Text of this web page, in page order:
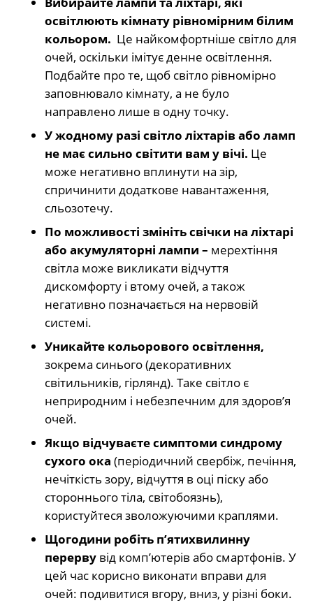
освітлюють кімнату рівномірним білим
кольором. Це найкомфортніше світло для
очей, оскільки імітує денне освітлення.
Подбайте про те, щоб світло рівномірно
заповнювало кімнату, а не було
направлено лише в одну точку.
У жодному разі світло ліхтарів або ламп
не має сильно світити вам у вічі. Це
може негативно вплинути на зір,
спричинити додаткове навантаження,
сльозотечу.
По можливості змініть свічки на ліхтарі
або акумуляторні лампи – мерехтіння
світла може викликати відчуття
дискомфорту і втому очей, а також
негативно позначається на нервовій
системі.
Уникайте кольорового освітлення,
зокрема синього (декоративних
світильників, гірлянд). Таке світло є
неприродним і небезпечним для здоров’я
очей.
Якщо відчуваєте симптоми синдрому
сухого ока (періодичний свербіж, печіння,
нечіткість зору, відчуття в оці піску або
стороннього тіла, світобоязнь),
користуйтеся зволожуючими краплями.
Щогодини робіть п’ятихвилинну
перерву від комп’ютерів або смартфонів. У
цей час корисно виконати вправи для
очей: подивитися вгору, вниз, у різні боки.